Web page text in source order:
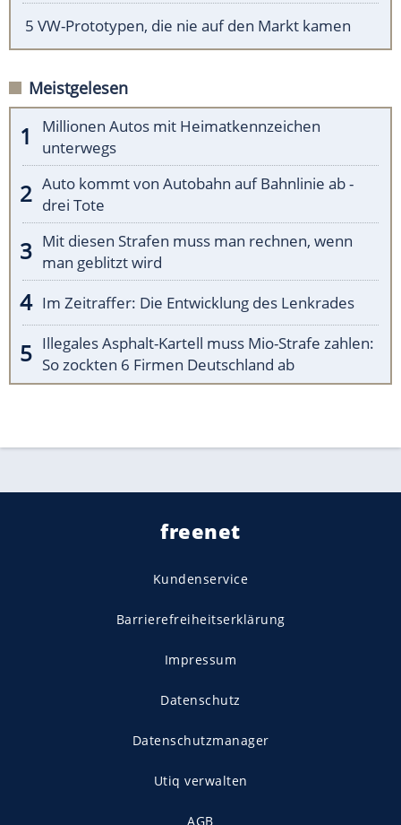
5 VW-Prototypen, die nie auf den Markt kamen
Meistgelesen
Millionen Autos mit Heimatkennzeichen
unterwegs
Auto kommt von Autobahn auf Bahnlinie ab -
drei Tote
Mit diesen Strafen muss man rechnen, wenn
man geblitzt wird
Im Zeitraffer: Die Entwicklung des Lenkrades
Illegales Asphalt-Kartell muss Mio-Strafe zahlen:
So zockten 6 Firmen Deutschland ab
freenet
Kundenservice
Barrierefreiheitserklärung
Impressum
Datenschutz
Datenschutzmanager
Utiq verwalten
AGB